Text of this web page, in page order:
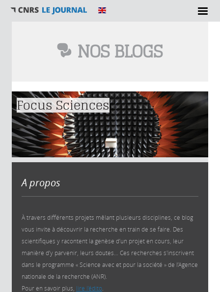
NOS BLOGS
Vous êtes ici
Focus Sciences
A propos
À travers différents projets mêlant plusieurs disciplines, ce blog
vous invite à découvrir la recherche en train de se faire. Des
scientifiques y racontent la genèse d’un projet en cours, leur
manière d’y parvenir, leurs doutes… Ces recherches s'inscrivent
dans le programme « Science avec et pour la société » de l’Agence
nationale de la recherche (ANR).
Pour en savoir plus, lire l'édito